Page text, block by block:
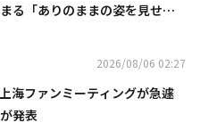
る「ありのままの姿を見せた
2026/08/06 02:27
海ファンミーティングが急遽
発表